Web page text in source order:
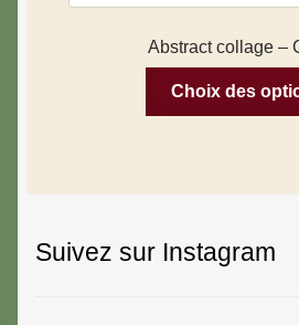
Abstract collage –
Choix des
Suivez sur Instagram